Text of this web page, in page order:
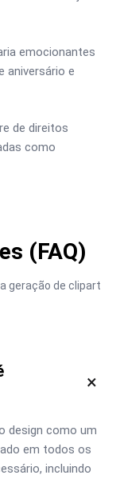
emocionantes
aniversário e
de direitos
como
(FAQ)
geração de clipart
×
design como um
em todos os
incluindo